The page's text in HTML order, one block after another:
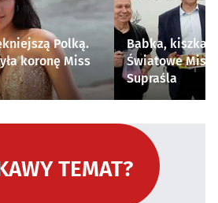
Polką.
koronę Miss
Babka, kiszka i
Światowe
Supraśla
TEMAT?